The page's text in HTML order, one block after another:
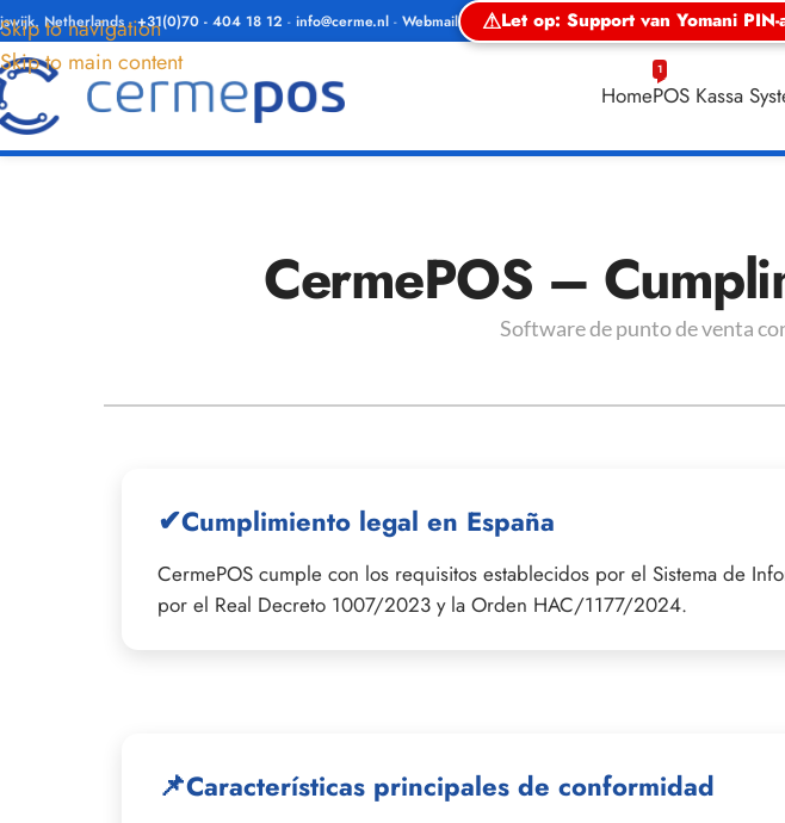
Skip to navigation
Skip to main content
Netherlands-+31(0)70 - 404 18 12 - info@cerme.nl - Webmail ⚠Let op: Support van Yomani
HomePOS Kassa
1
CermePOS –
Software de punto de venta
✔Cumplimiento legal en España
CermePOS cumple con los requisitos establecidos por el Sistema de
por el Real Decreto 1007/2023 y la Orden HAC/1177/2024.
📌Características principales de conformidad